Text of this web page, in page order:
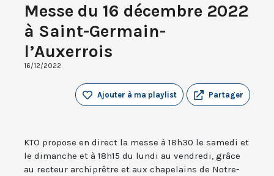
Messe du 16 décembre 2022
à Saint-Germain-
l’Auxerrois
16/12/2022
Partager
Ajouter à ma playlist
KTO propose en direct la messe à 18h30 le samedi et
le dimanche et à 18h15 du lundi au vendredi, grâce
au recteur archiprêtre et aux chapelains de Notre-